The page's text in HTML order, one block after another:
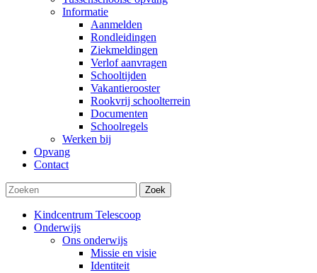
Informatie
Aanmelden
Rondleidingen
Ziekmeldingen
Verlof aanvragen
Schooltijden
Vakantierooster
Rookvrij schoolterrein
Documenten
Schoolregels
Werken bij
Opvang
Contact
Zoek
Kindcentrum Telescoop
Onderwijs
Ons onderwijs
Missie en visie
Identiteit